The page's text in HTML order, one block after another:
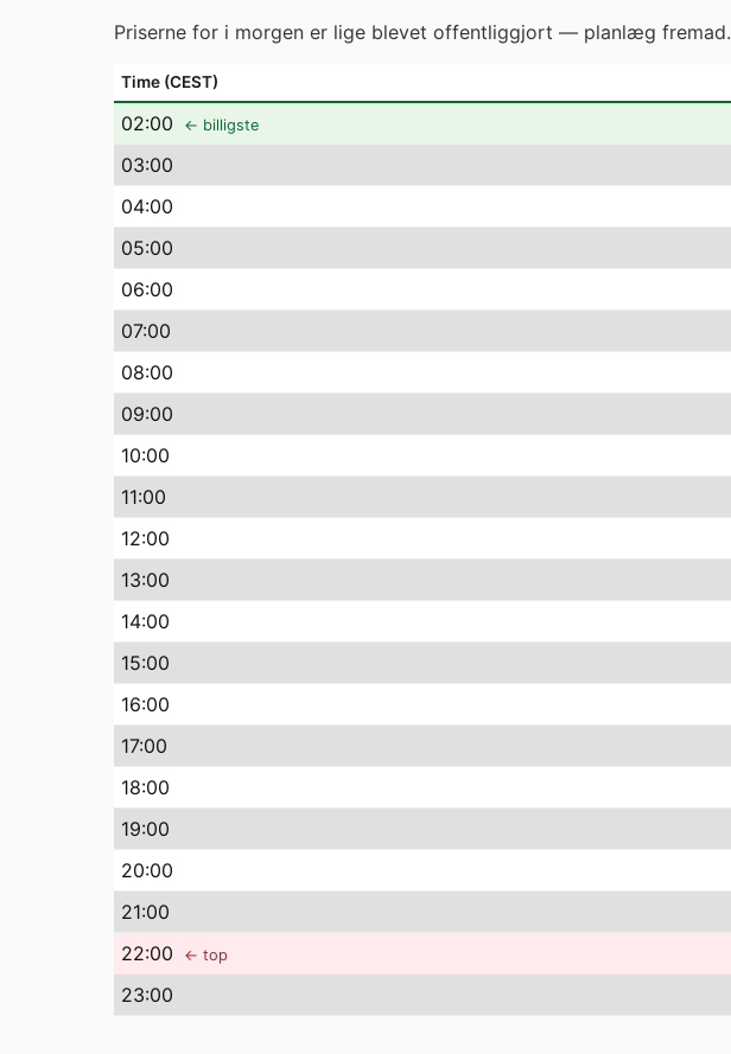
Priserne for i morgen er lige blevet offentliggjort — planlæg fremad.
Time (CEST)
02:00 ← billigste
03:00
04:00
05:00
06:00
07:00
08:00
09:00
10:00
11:00
12:00
13:00
14:00
15:00
16:00
17:00
18:00
19:00
20:00
21:00
22:00 ← top
23:00